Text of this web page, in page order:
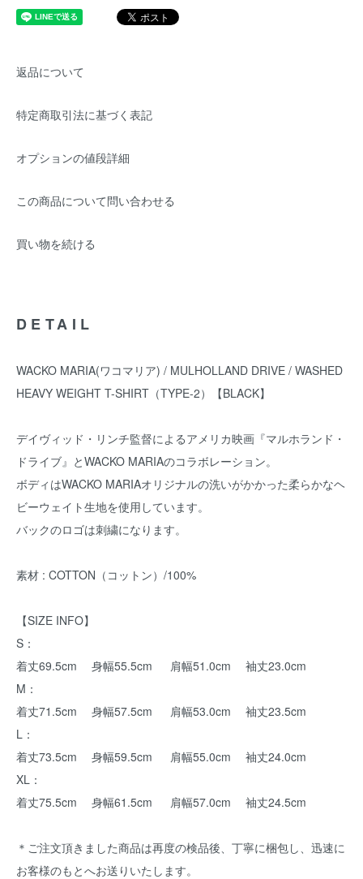
返品について
特定商取引法に基づく表記
オプションの値段詳細
この商品について問い合わせる
買い物を続ける
DETAIL
WACKO MARIA(ワコマリア) / MULHOLLAND DRIVE / WASHED
HEAVY WEIGHT T-SHIRT（TYPE-2）【BLACK】
デイヴィッド・リンチ監督によるアメリカ映画『マルホランド・
ドライブ』とWACKO MARIAのコラボレーション。
ボディはWACKO MARIAオリジナルの洗いがかかった柔らかなヘ
ビーウェイト生地を使用しています。
バックのロゴは刺繍になります。
素材 : COTTON（コットン）/100%
【SIZE INFO】
S：
着丈69.5cm 身幅55.5cm 肩幅51.0cm 袖丈23.0cm
M：
着丈71.5cm 身幅57.5cm 肩幅53.0cm 袖丈23.5cm
L：
着丈73.5cm 身幅59.5cm 肩幅55.0cm 袖丈24.0cm
XL：
着丈75.5cm 身幅61.5cm 肩幅57.0cm 袖丈24.5cm
＊ご注文頂きました商品は再度の検品後、丁寧に梱包し、迅速に
お客様のもとへお送りいたします。